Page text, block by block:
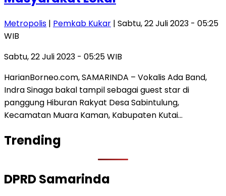
Metropolis | Pemkab Kukar | Sabtu, 22 Juli 2023 - 05:25
WIB
Sabtu, 22 Juli 2023 - 05:25 WIB
HarianBorneo.com, SAMARINDA – Vokalis Ada Band,
Indra Sinaga bakal tampil sebagai guest star di
panggung Hiburan Rakyat Desa Sabintulung,
Kecamatan Muara Kaman, Kabupaten Kutai…
Trending
DPRD Samarinda